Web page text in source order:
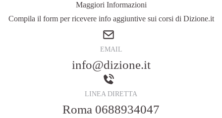
Maggiori Informazioni
Compila il form per ricevere info aggiuntive sui corsi di Dizione.it
EMAIL
info@dizione.it
LINEA DIRETTA
Roma 0688934047